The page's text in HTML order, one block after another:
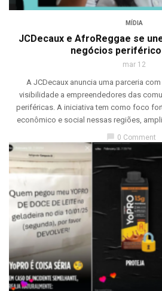
MÍDIA
JCDecaux e AfroReggae se
negócios
mar 12
A JCDecaux anuncia uma parceria
visibilidade a empreendedores das
periféricas. A iniciativa tem como foco
econômico e social nessas regiões,
0 Comment